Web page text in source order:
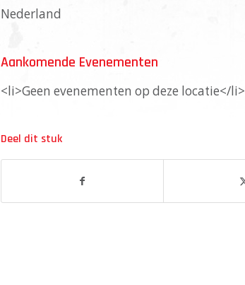
Nederland
Aankomende Evenementen
<li>Geen evenementen op deze locatie</li>
Deel dit stuk